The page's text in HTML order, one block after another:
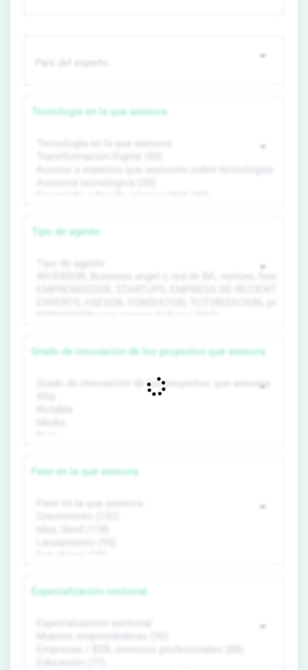
Tecnología en la que asesora
Tipo de agente
Grado de innovación de los proyectos que asesora
Fase en la que asesora
Especialización sectorial